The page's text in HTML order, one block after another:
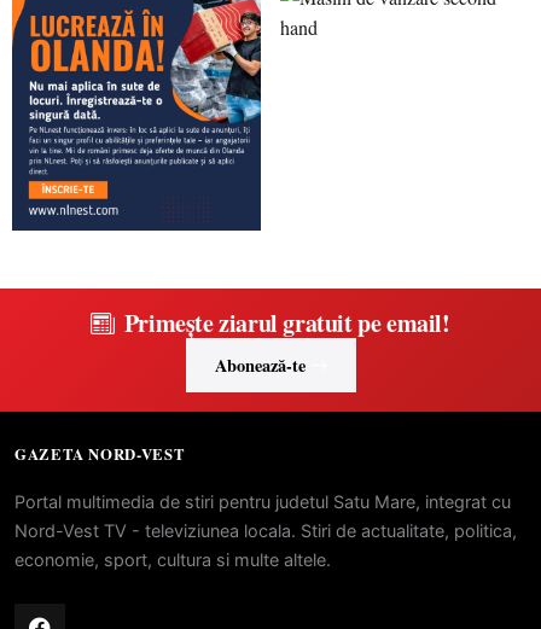
Primește ziarul gratuit pe email!
Abonează-te
GAZETA NORD-VEST
Portal multimedia de stiri pentru judetul Satu Mare, integrat cu
Nord-Vest TV - televiziunea locala. Stiri de actualitate, politica,
economie, sport, cultura si multe altele.